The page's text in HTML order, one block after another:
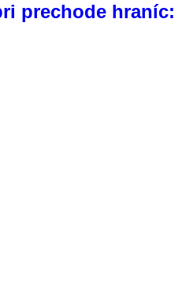
prechode hraníc: